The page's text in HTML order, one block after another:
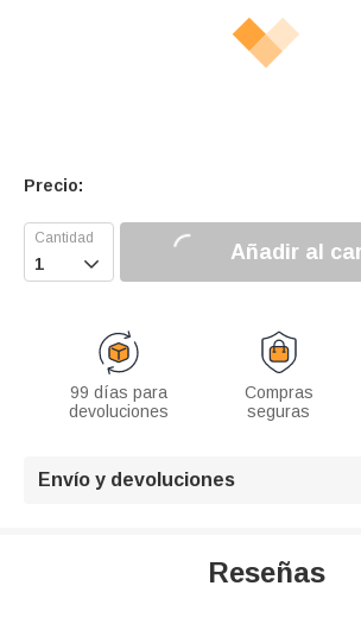
Precio:
 Añadir al
99 días para
devoluciones
Compras
seguras
Envío y devoluciones
Reseñas